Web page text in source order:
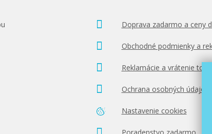
Doprava zadarmo a ceny
Obchodné podmienky a
Reklamácie a vrátenie
Ochrana osobných údajov
Nastavenie cookies